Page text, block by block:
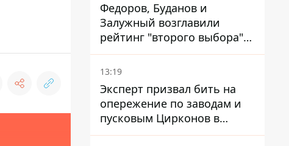
Федоров, Буданов и
Залужный возглавили
рейтинг "второго выбора"
украинцев - опрос показал
альтернативные симпатии
13:19
Эксперт призвал бить на
опережение по заводам и
пусковым Цирконов в
России